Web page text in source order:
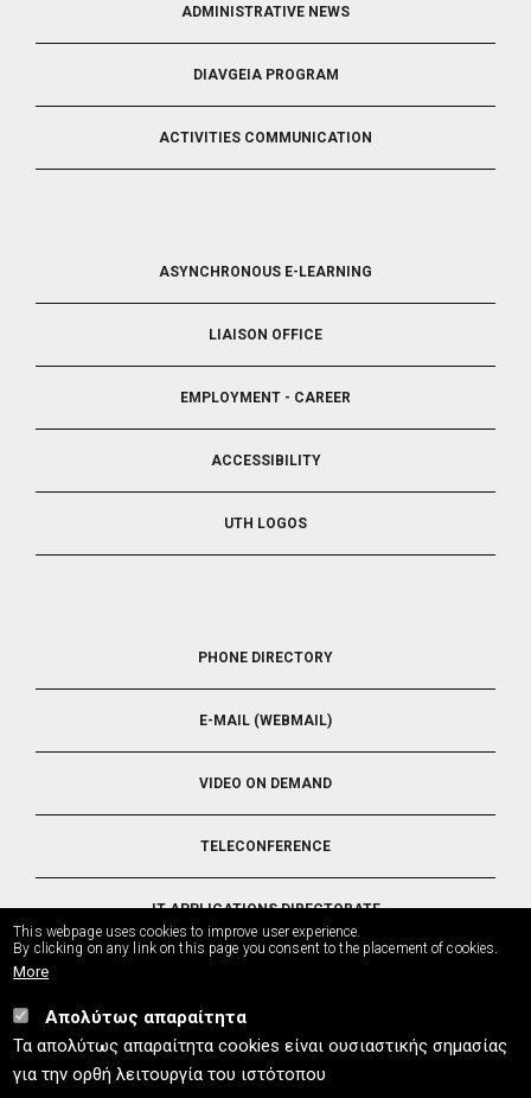
ADMINISTRATIVE NEWS
DIAVGEIA PROGRAM
ACTIVITIES COMMUNICATION
ASYNCHRONOUS E-LEARNING
LIAISON OFFICE
EMPLOYMENT - CAREER
ACCESSIBILITY
UTH LOGOS
PHONE DIRECTORY
E-MAIL (WEBMAIL)
VIDEO ON DEMAND
TELECONFERENCE
IT APPLICATIONS DIRECTORATE
UTH.GR © 2026
uth.gr (Contact) ⚪ Privacy Policy
Accessibility Statement
This webpage uses cookies to improve user experience.
By clicking on any link on this page you consent to the placement of cookies.
More
Απολύτως απαραίτητα
Τα απολύτως απαραίτητα cookies είναι ουσιαστικής σημασίας
για την ορθή λειτουργία του ιστότοπου